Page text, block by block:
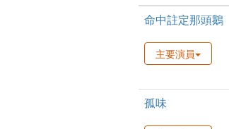
命中註定那頭鵝
主要演員
孤味